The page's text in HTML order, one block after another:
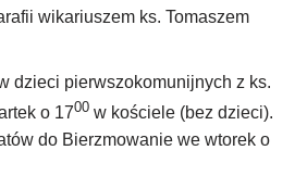
wikariuszem ks. Tomaszem
dzieci pierwszokomunijnych z ks.
o 1700 w kościele (bez dzieci).
do Bierzmowanie we wtorek o